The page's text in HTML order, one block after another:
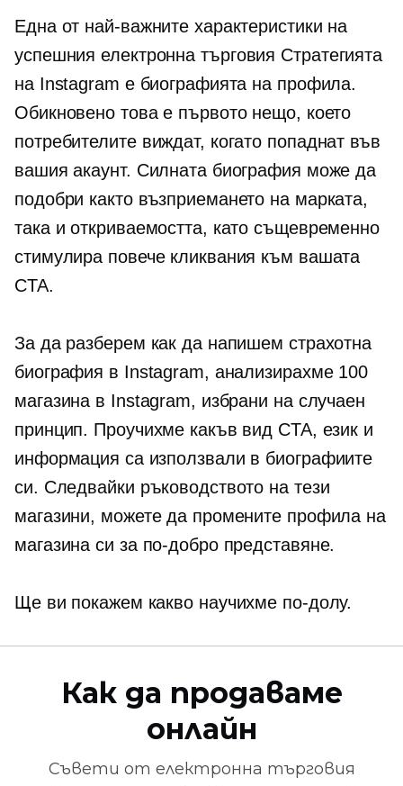
Една от най-важните характеристики на
успешнияелектронна търговия Стратегията
на Instagram е биографията на профила.
Обикновено това е първото нещо, което
потребителите виждат, когато попаднат във
вашия акаунт. Силната биография може да
подобри както възприемането на марката,
така и откриваемостта, като същевременно
стимулира повече кликвания към вашата
CTA.
За да разберем как да напишем страхотна
биография в Instagram, анализирахме 100
магазина в Instagram, избрани на случаен
принцип. Проучихме какъв вид CTA, език и
информация са използвали в биографиите
си. Следвайки ръководството на тези
магазини, можете да промените профила на
магазина си за по-добро представяне.
Ще ви покажем какво научихме по-долу.
Как да продаваме
онлайн
Съвети от електронна търговия